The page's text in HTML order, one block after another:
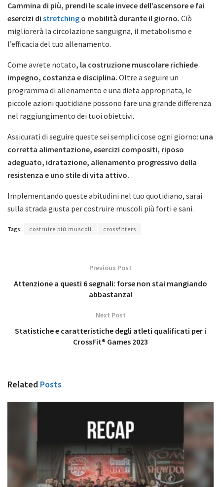
Cammina di più, prendi le scale invece dell’ascensore e fai
esercizi di stretching o mobilità durante il giorno. Ciò
migliorerà la circolazione sanguigna, il metabolismo e
l’efficacia del tuo allenamento.
Come avrete notato, la costruzione muscolare richiede
impegno, costanza e disciplina. Oltre a seguire un
programma di allenamento e una dieta appropriata, le
piccole azioni quotidiane possono fare una grande differenza
nel raggiungimento dei tuoi obiettivi.
Assicurati di seguire queste sei semplici cose ogni giorno: una
corretta alimentazione, esercizi compositi, riposo
adeguato, idratazione, allenamento progressivo della
resistenza e uno stile di vita attivo.
Implementando queste abitudini nel tuo quotidiano, sarai
sulla strada giusta per costruire muscoli più forti e sani.
Tags: costruire più muscoli crossfitters
Previous Post
Attenzione a questi 6 segnali: forse non stai mangiando
abbastanza!
Next Post
Statistiche e caratteristiche degli atleti qualificati per i
CrossFit® Games 2023
Related Posts